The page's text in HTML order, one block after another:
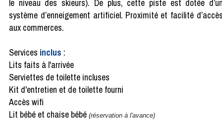
le niveau des skieurs). De plus, cette piste est dotée
système d’enneigement artificiel. Proximité et facilité
aux commerces.
Services inclus :
Lits faits à l'arrivée
Serviettes de toilette incluses
Kit d'entretien et de toilette fourni
Accès wifi
Lit bébé et chaise bébé (réservation à l'avance)